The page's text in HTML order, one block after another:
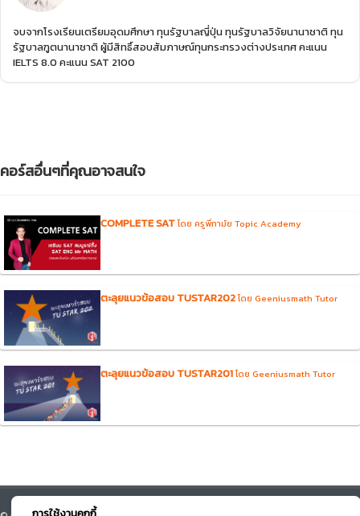
จบจากโรงเรียนเตรียมอุดมศึกษา ทุนรัฐบาลญี่ปุ่น ทุนรัฐบาลวิจัยนานาชาติ ทุน
รัฐบาลฑูตนานาชาติ ผู้มีสิทธิ์สอบสัมภาษณ์ทุนกระทรวงต่างประเทศ คะแนน
IELTS 8.0 คะแนน SAT 2100
คอร์สอื่นๆที่คุณอาจสนใจ
COMPLETE SATโดย ครูพี่ทาม์ย Topic Academy
ตะลุยแนวข้อสอบ TUSTAR202โดย Geeniusmath Tutor
ตะลุยแนวข้อสอบ TUSTAR201โดย Geeniusmath Tutor